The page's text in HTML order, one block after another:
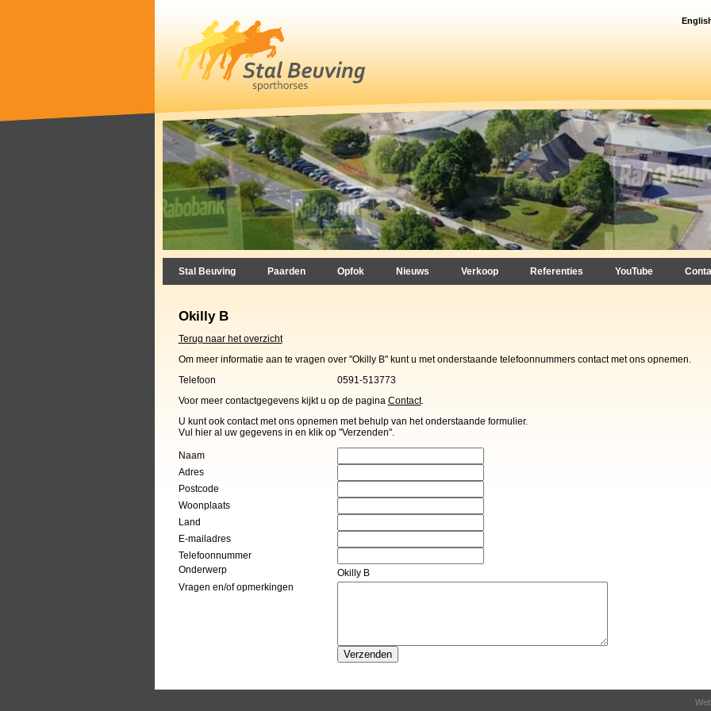
Stal Beuving Paarden Opfok Nieuws Verkoop Referenties YouTube
Okilly B
Terug naar het overzicht
Om meer informatie aan te vragen over "Okilly B" kunt u met onderstaande telefoonnummers contact met ons opnemen.
Telefoon
0591-513773
Voor meer contactgegevens kijkt u op de pagina Contact.
U kunt ook contact met ons opnemen met behulp van het onderstaande formulier.
Vul hier al uw gegevens in en klik op "Verzenden".
Naam
Adres
Postcode
Woonplaats
Land
E-mailadres
Telefoonnummer
Onderwerp
Okilly B
Vragen en/of opmerkingen